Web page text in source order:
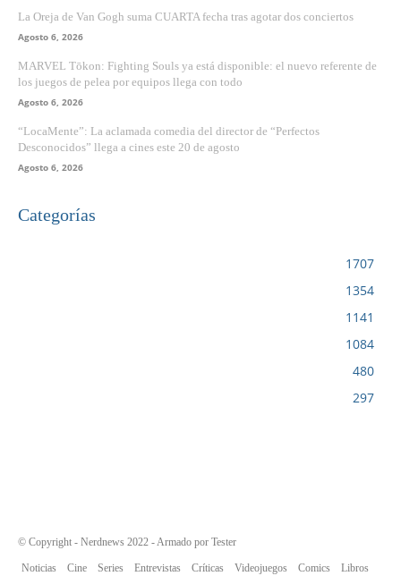
La Oreja de Van Gogh suma CUARTA fecha tras agotar dos conciertos
Agosto 6, 2026
MARVEL Tōkon: Fighting Souls ya está disponible: el nuevo referente de
los juegos de pelea por equipos llega con todo
Agosto 6, 2026
“LocaMente”: La aclamada comedia del director de “Perfectos
Desconocidos” llega a cines este 20 de agosto
Agosto 6, 2026
Categorías
1707
1354
1141
1084
480
297
© Copyright - Nerdnews 2022 - Armado por Tester
Noticias Cine Series Entrevistas Críticas Videojuegos Comics Libros